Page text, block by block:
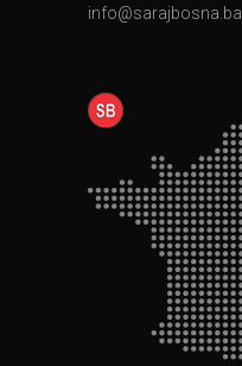
info@sarajbosna.ba